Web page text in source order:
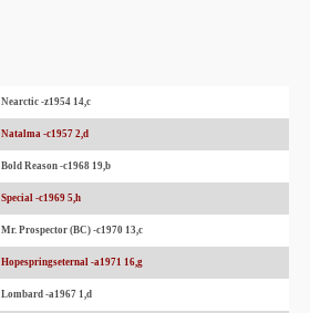
Nearctic -z1954 14,c
Natalma -c1957 2,d
Bold Reason -c1968 19,b
Special -c1969 5,h
Mr. Prospector (BC) -c1970 13,c
Hopespringseternal -a1971 16,g
Lombard -a1967 1,d